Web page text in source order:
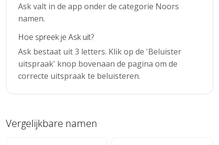
Ask valt in de app onder de categorie Noors
namen.
Hoe spreek je Ask uit?
Ask bestaat uit 3 letters. Klik op de 'Beluister
uitspraak' knop bovenaan de pagina om de
correcte uitspraak te beluisteren.
Vergelijkbare namen